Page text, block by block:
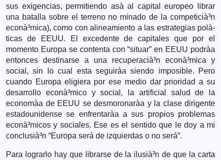
sus exigencias, permitiendo asà­ al capital europeo librar
una batalla sobre el terreno no minado de la competicià³n
econà³mica), como con alineamiento a las estrategias polà­
ticas de EEUU. El excedente de capitales que por el
momento Europa se contenta con “situar” en EEUU podrà­a
entonces destinarse a una recuperacià³n econà³mica y
social, sin lo cual esta seguirà­a siendo imposible. Pero
cuando Europa eligiera por ese medio dar prioridad a su
desarrollo econà³mico y social, la artificial salud de la
economà­a de EEUU se desmoronarà­a y la clase dirigente
estadounidense se enfrentarà­a a sus propios problemas
econà³micos y sociales. Ese es el sentido que le doy a mi
conclusià³n “Europa será de izquierdas o no será”.
Para lograrlo hay que librarse de la ilusià³n de que la carta